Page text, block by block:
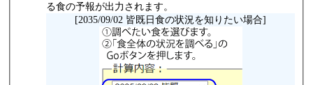
る食の予報が出力されます。
[2035/09/02 皆既日食の状況を知りたい場合]